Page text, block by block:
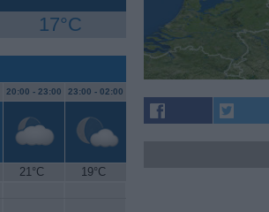
17°C
20:00 - 23:00 23:00 - 02:00
21°C 19°C